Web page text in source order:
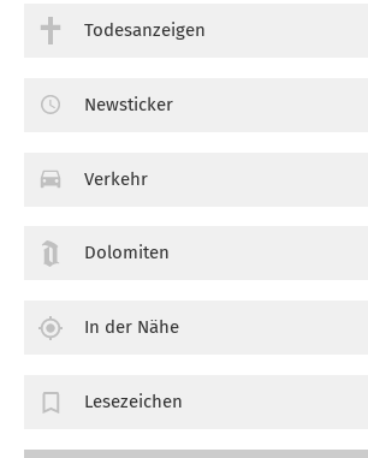
Todesanzeigen
Newsticker
Verkehr
Dolomiten
In der Nähe
Lesezeichen